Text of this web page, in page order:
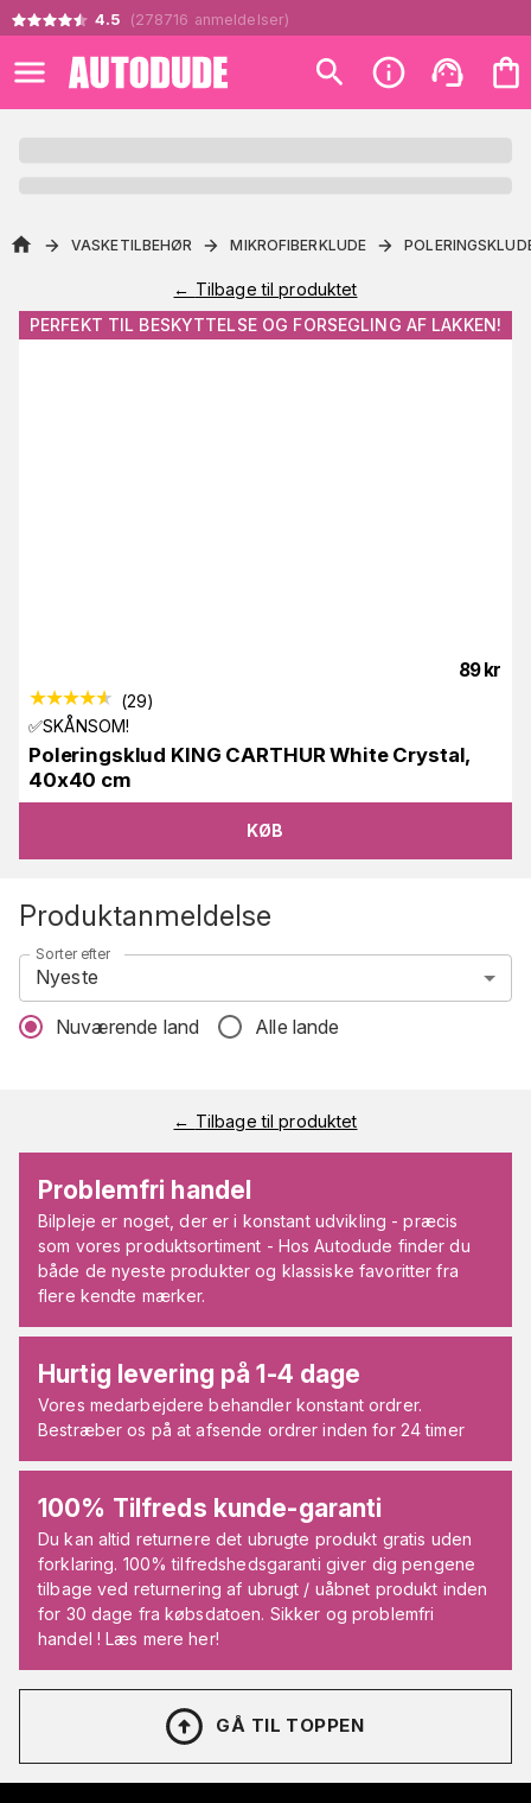
4.5 (278716 anmeldelser)
VASKETILBEHØR MIKROFIBERKLUDE
← Tilbage til produktet
PERFEKT TIL BESKYTTELSE OG FORSEGLING AF LAKKEN!
89 kr
(29)
✅SKÅNSOM!
Poleringsklud KING CARTHUR White Crystal,
40x40 cm
KØB
Produktanmeldelse
Sorter efter
Nyeste
Nuværende land Alle lande
← Tilbage til produktet
Problemfri handel
Bilpleje er noget, der er i konstant udvikling - præcis
som vores produktsortiment - Hos Autodude finder du
både de nyeste produkter og klassiske favoritter fra
flere kendte mærker.
Hurtig levering på 1-4 dage
Vores medarbejdere behandler konstant ordrer.
Bestræber os på at afsende ordrer inden for 24 timer
100% Tilfreds kunde-garanti
Du kan altid returnere det ubrugte produkt gratis uden
forklaring. 100% tilfredshedsgaranti giver dig pengene
tilbage ved returnering af ubrugt / uåbnet produkt inden
for 30 dage fra købsdatoen. Sikker og problemfri
handel ! Læs mere her!
GÅ TIL TOPPEN